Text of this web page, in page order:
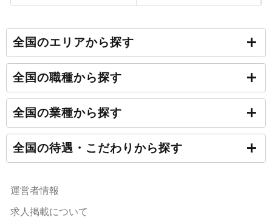
全国のエリアから探す
全国の職種から探す
全国の業種から探す
全国の待遇・こだわりから探す
運営者情報
求人掲載について